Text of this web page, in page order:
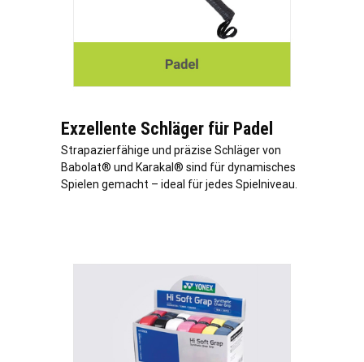
Exzellente Schläger für Padel
Strapazierfähige und präzise Schläger von
Babolat® und Karakal® sind für dynamisches
Spielen gemacht – ideal für jedes Spielniveau.